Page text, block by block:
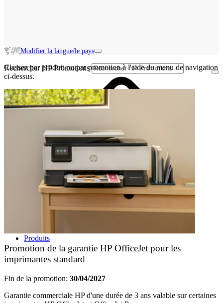
Produits
Modifier la langue/le pays
Rechercher HP Promotions
Classez par produit ou par promotion à l'aide du menu de navigation
ci-dessus.
Promotion de la garantie HP OfficeJet pour les
imprimantes standard
Fin de la promotion: 30/04/2027
Garantie commerciale HP d'une durée de 3 ans valable sur certaines